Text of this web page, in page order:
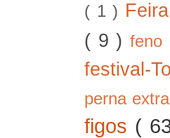
( 1 )
( 9 ) feno
festival-
perna
figos (